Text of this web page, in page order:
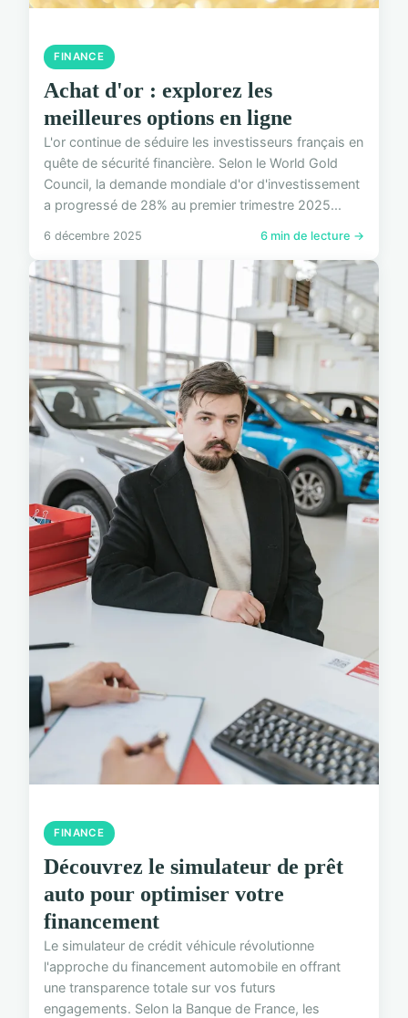
FINANCE
Achat d'or : explorez les
meilleures options en ligne
L'or continue de séduire les investisseurs français en
quête de sécurité financière. Selon le World Gold
Council, la demande mondiale d'or d'investissement
a progressé de 28% au premier trimestre 2025...
6 décembre 2025 6 min de lecture →
FINANCE
Découvrez le simulateur de prêt
auto pour optimiser votre
financement
Le simulateur de crédit véhicule révolutionne
l'approche du financement automobile en offrant
une transparence totale sur vos futurs
engagements. Selon la Banque de France, les